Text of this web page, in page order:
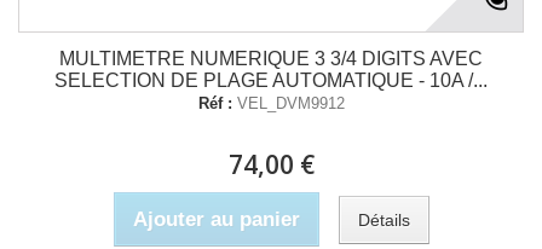
MULTIMETRE NUMERIQUE 3 3/4 DIGITS AVEC
SELECTION DE PLAGE AUTOMATIQUE - 10A /...
Réf : VEL_DVM9912
74,00 €
Ajouter au panier Détails